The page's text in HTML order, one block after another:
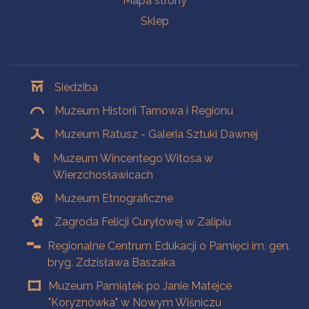
Sklep
Siedziba
Muzeum Historii Tarnowa i Regionu
Muzeum Ratusz - Galeria Sztuki Dawnej
Muzeum Wincentego Witosa w
Wierzchosławicach
Muzeum Etnograficzne
Zagroda Felicji Curyłowej w Zalipiu
Regionalne Centrum Edukacji o Pamięci im. gen.
bryg. Zdzisława Baszaka
Muzeum Pamiątek po Janie Matejce
"Koryznówka" w Nowym Wiśniczu